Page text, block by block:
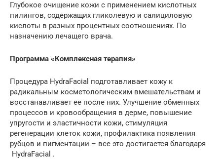
Глубокое очищение кожи с применением кислотных
пилингов, содержащих гликолевую и салициловую
кислоты в разных процентных соотношениях. По
назначению лечащего врача.
Программа «Комплексная терапия»
Процедура HydraFacial подготавливает кожу к
радикальным косметологическим вмешательствам и
восстанавливает ее после них. Улучшение обменных
процессов и кровообращения в дерме, повышение
упругости и эластичности кожи, стимуляция
регенерации клеток кожи, профилактика появления
рубцов и пигментации – все это достигается благодаря
HydraFacial .